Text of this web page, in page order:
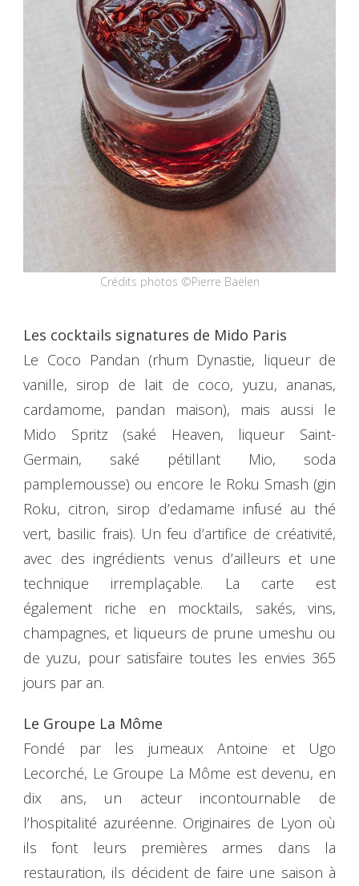
Crédits photos ©Pierre Baelen
Les cocktails signatures de Mido Paris
Le Coco Pandan (rhum Dynastie, liqueur de
vanille, sirop de lait de coco, yuzu, ananas,
cardamome, pandan maison), mais aussi le
Mido Spritz (saké Heaven, liqueur Saint-
Germain, saké pétillant Mio, soda
pamplemousse) ou encore le Roku Smash (gin
Roku, citron, sirop d’edamame infusé au thé
vert, basilic frais). Un feu d’artifice de créativité,
avec des ingrédients venus d’ailleurs et une
technique irremplaçable. La carte est
également riche en mocktails, sakés, vins,
champagnes, et liqueurs de prune umeshu ou
de yuzu, pour satisfaire toutes les envies 365
jours par an.
Le Groupe La Môme
Fondé par les jumeaux Antoine et Ugo
Lecorché, Le Groupe La Môme est devenu, en
dix ans, un acteur incontournable de
l’hospitalité azuréenne. Originaires de Lyon où
ils font leurs premières armes dans la
restauration, ils décident de faire une saison à